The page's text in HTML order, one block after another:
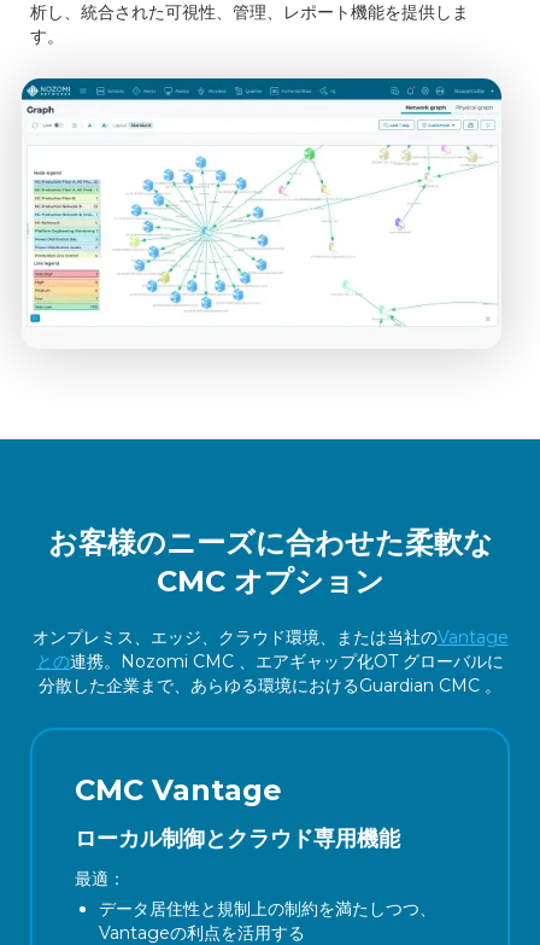
析し、統合された可視性、管理、レポート機能を提供しま
す。
お客様のニーズに合わせた柔軟な
CMC オプション
オンプレミス、エッジ、クラウド環境、または当社のVantage
との連携。Nozomi CMC 、エアギャップ化OT グローバルに
分散した企業まで、あらゆる環境におけるGuardian CMC 。
CMC Vantage
ローカル制御とクラウド専用機能
最適：
データ居住性と規制上の制約を満たしつつ、
Vantageの利点を活用する